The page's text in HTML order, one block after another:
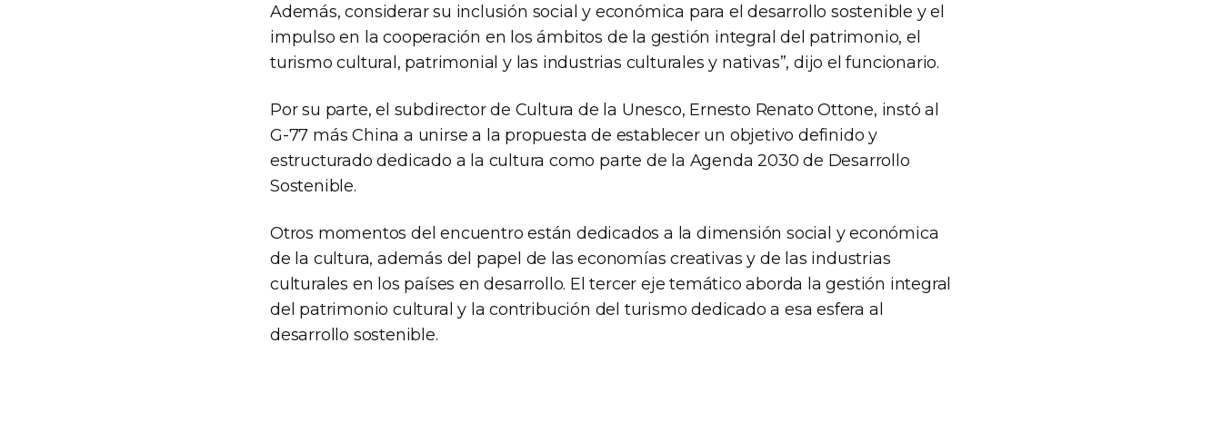
Además, considerar su inclusión social y económica para el desarrollo sostenible y el
impulso en la cooperación en los ámbitos de la gestión integral del patrimonio, el
turismo cultural, patrimonial y las industrias culturales y nativas”, dijo el funcionario.
Por su parte, el subdirector de Cultura de la Unesco, Ernesto Renato Ottone, instó al
G-77 más China a unirse a la propuesta de establecer un objetivo definido y
estructurado dedicado a la cultura como parte de la Agenda 2030 de Desarrollo
Sostenible.
Otros momentos del encuentro están dedicados a la dimensión social y económica
de la cultura, además del papel de las economías creativas y de las industrias
culturales en los países en desarrollo. El tercer eje temático aborda la gestión integral
del patrimonio cultural y la contribución del turismo dedicado a esa esfera al
desarrollo sostenible.